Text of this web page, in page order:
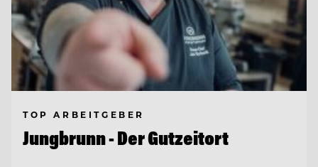
TOP ARBEITGEBER
Jungbrunn - Der Gutzeitort